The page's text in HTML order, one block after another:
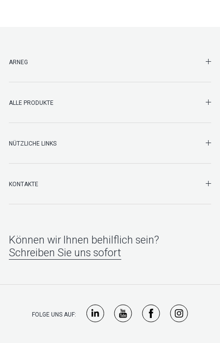
ARNEG
ALLE PRODUKTE
NÜTZLICHE LINKS
KONTAKTE
Können wir Ihnen behilflich sein?
Schreiben Sie uns sofort
FOLGE UNS AUF: